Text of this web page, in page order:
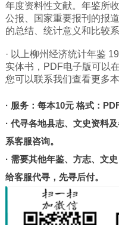
新疆
天津
北京
甘肃
台湾
其他
年度资料性文献。年鉴所
公报、国家重要报刊的报
的总结、统计意义和比较
· 以上柳州经济统计年鉴
实体书，PDF电子版可以
您可以联系我们查看更多
· 服务：每本10元 格式：
· 代寻各地县志、文史资料
系客服咨询。
· 需要其他年鉴、方志、文史
给客服代寻，先寻后付。